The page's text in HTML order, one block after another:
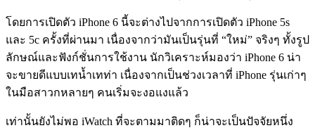
โดยการเปิดตัว iPhone 6 นี้จะต่างไปจากการเปิดตัว iPhone 5s
และ 5c ครั้งที่ผ่านมา เนื่องจากว่ามันเป็นรุ่นที่ “ใหม่” จริงๆ ทั้งรูป
ลักษณ์และฟังก์ชั่นการใช้งาน นักวิเคราะห์มองว่า iPhone 6 น่า
จะขายดีแบบเทน้ำเทท่า เนื่องจากเป็นช่วงเวลาที่ iPhone รุ่นเก่าๆ
ในมือสาวกหลายๆ คนเริ่มจะงอแงแล้ว
เท่านั้นยังไม่พอ iWatch ที่จะตามมาติดๆ ก็น่าจะเป็นปัจจัยหนึ่ง